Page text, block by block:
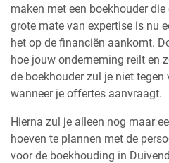
maken met een boekhouder
grote mate van expertise is nu
het op de financiën aankomt.
hoe jouw onderneming reilt en
de boekhouder zul je niet
wanneer je offertes aanvraagt.
Hierna zul je alleen nog maar
hoeven te plannen met de
voor de boekhouding in